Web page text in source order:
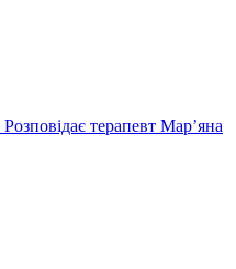
терапевт Мар’яна